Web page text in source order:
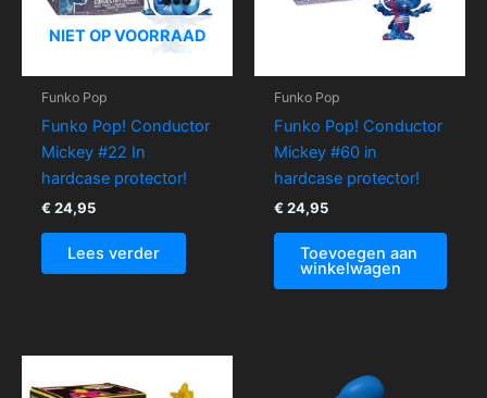
NIET OP VOORRAAD
Funko Pop
Funko Pop! Conductor
Mickey #22 In
hardcase protector!
€ 24,95
Lees verder
Funko Pop
Funko Pop! Conductor
Mickey #60 in
hardcase protector!
€ 24,95
Toevoegen aan
winkelwagen